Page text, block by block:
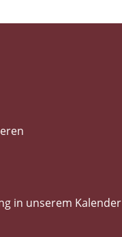
in unserem Kalender